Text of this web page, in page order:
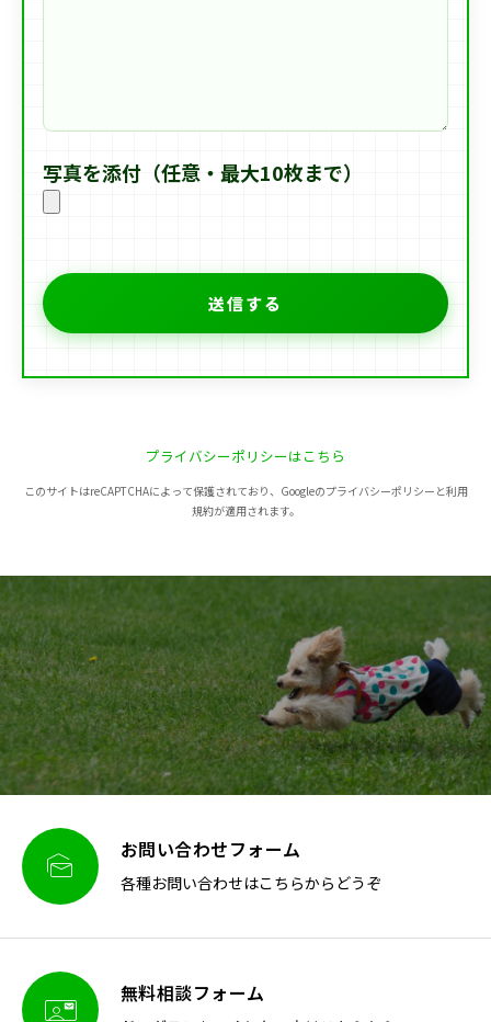
写真を添付（任意・最大10枚まで）
プライバシーポリシーはこちら
このサイトはreCAPTCHAによって保護されており、Googleのプライバシーポリシーと利用
規約が適用されます。
 お問い合わせフォーム
各種お問い合わせはこちらからどうぞ
 無料相談フォーム